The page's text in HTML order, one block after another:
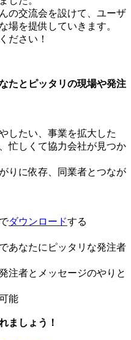
の交流会を設けて、ユーザ
場を提供していきます。
ださい！
たとピッタリの現場や発注
したい、事業を拡大した
忙しくて協力会社が見つか
りに依存、同業者とつなが
ダウンロードする
あなたにピッタリな発注者
注者とメッセージのやりと
能
ましょう！